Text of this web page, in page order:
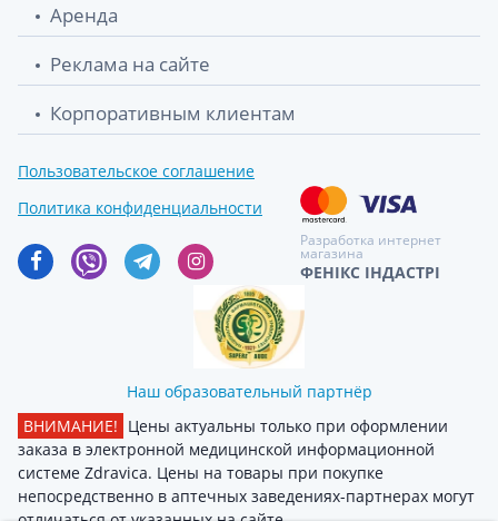
Аренда
Реклама на сайте
Корпоративным клиентам
Пользовательское соглашение
Политика конфиденциальности
Разработка интернет
магазина
ФЕНІКС ІНДАСТРІ
Наш образовательный партнёр
ВНИМАНИЕ! Цены актуальны только при оформлении
заказа в электронной медицинской информационной
системе Zdravica. Цены на товары при покупке
непосредственно в аптечных заведениях-партнерах могут